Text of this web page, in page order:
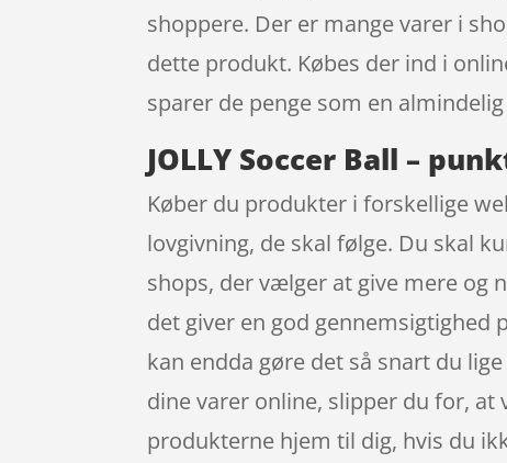
shoppere. Der er mange varer i
dette produkt. Købes der ind i
sparer de penge som en
JOLLY Soccer Ball –
Køber du produkter i forskellige
lovgivning, de skal følge. Du skal
shops, der vælger at give mere og
det giver en god
kan endda gøre det så snart du
dine varer online, slipper du for,
produkterne hjem til dig, hvis du